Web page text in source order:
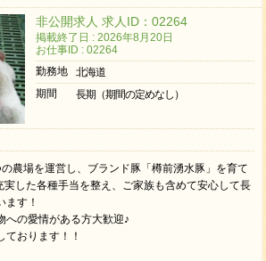
非公開求人 求人ID：02264
掲載終了日 : 2026年8月20日
お仕事ID : 02264
勤務地
北海道
期間
長期（期間の定めなし）
農場を運営し、ブランド豚「樽前湧水豚」を育て
した各種手当を整え、ご家族も含めて安心して長
ます！
への愛情がある方大歓迎♪
おります！！